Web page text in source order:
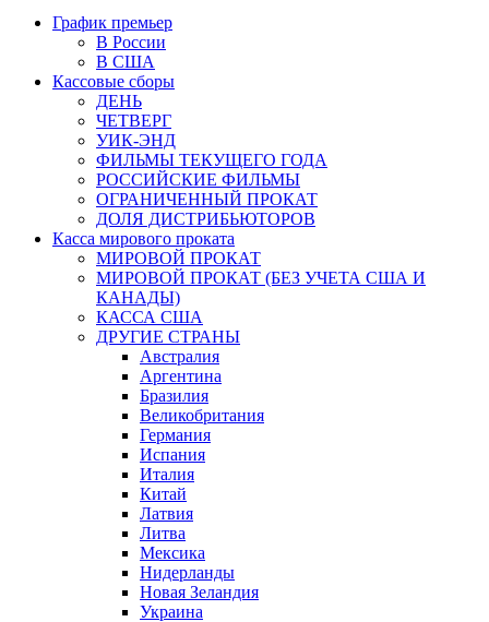
График премьер
В России
В США
Кассовые сборы
ДЕНЬ
ЧЕТВЕРГ
УИК-ЭНД
ФИЛЬМЫ ТЕКУЩЕГО ГОДА
РОССИЙСКИЕ ФИЛЬМЫ
ОГРАНИЧЕННЫЙ ПРОКАТ
ДОЛЯ ДИСТРИБЬЮТОРОВ
Касса мирового проката
МИРОВОЙ ПРОКАТ
МИРОВОЙ ПРОКАТ (БЕЗ УЧЕТА США И
КАНАДЫ)
КАССА США
ДРУГИЕ СТРАНЫ
Австралия
Аргентина
Бразилия
Великобритания
Германия
Испания
Италия
Китай
Латвия
Литва
Мексика
Нидерланды
Новая Зеландия
Украина